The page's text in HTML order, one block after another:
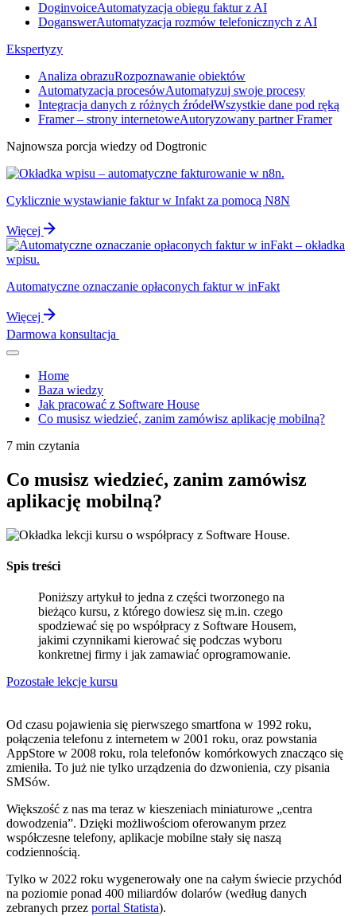
DoginvoiceAutomatyzacja obiegu faktur z AI
DoganswerAutomatyzacja rozmów telefonicznych z AI
Ekspertyzy
Analiza obrazuRozpoznawanie obiektów
Automatyzacja procesówAutomatyzuj swoje procesy
Integracja danych z różnych źródełWszystkie dane pod ręką
Framer – strony internetoweAutoryzowany partner Framer
Najnowsza porcja wiedzy od Dogtronic
Cyklicznie wystawianie faktur w Infakt za pomocą N8N
Więcej
Automatyczne oznaczanie opłaconych faktur w inFakt
Więcej
Darmowa konsultacja
Home
Baza wiedzy
Jak pracować z Software House
Co musisz wiedzieć, zanim zamówisz aplikację mobilną?
7 min czytania
Co musisz wiedzieć, zanim zamówisz
aplikację mobilną?
Spis treści
Poniższy artykuł to jedna z części tworzonego na
bieżąco kursu, z którego dowiesz się m.in. czego
spodziewać się po współpracy z Software Housem,
jakimi czynnikami kierować się podczas wyboru
konkretnej firmy i jak zamawiać oprogramowanie.
Pozostałe lekcje kursu
Od czasu pojawienia się pierwszego smartfona w 1992 roku,
połączenia telefonu z internetem w 2001 roku, oraz powstania
AppStore w 2008 roku, rola telefonów komórkowych znacząco się
zmieniła. To już nie tylko urządzenia do dzwonienia, czy pisania
SMSów.
Większość z nas ma teraz w kieszeniach miniaturowe „centra
dowodzenia”. Dzięki możliwościom oferowanym przez
współczesne telefony, aplikacje mobilne stały się naszą
codziennością.
Tylko w 2022 roku wygenerowały one na całym świecie przychód
na poziomie ponad 400 miliardów dolarów (według danych
zebranych przez portal Statista).